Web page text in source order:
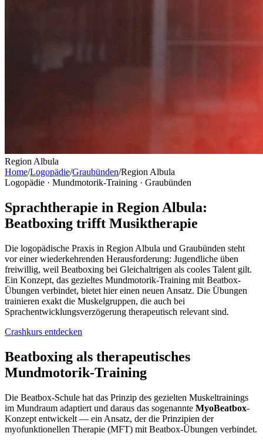
Region Albula
Home/Logopädie/Graubünden/Region Albula
Logopädie · Mundmotorik-Training · Graubünden
Sprachtherapie in Region Albula:
Beatboxing trifft Musiktherapie
Die logopädische Praxis in Region Albula und Graubünden steht
vor einer wiederkehrenden Herausforderung: Jugendliche üben
freiwillig, weil Beatboxing bei Gleichaltrigen als cooles Talent gilt.
Ein Konzept, das gezieltes Mundmotorik-Training mit Beatbox-
Übungen verbindet, bietet hier einen neuen Ansatz. Die Übungen
trainieren exakt die Muskelgruppen, die auch bei
Sprachentwicklungsverzögerung therapeutisch relevant sind.
Crashkurs entdecken
Beatboxing als therapeutisches
Mundmotorik-Training
Die Beatbox-Schule hat das Prinzip des gezielten Muskeltrainings
im Mundraum adaptiert und daraus das sogenannte MyoBeatbox-
Konzept entwickelt — ein Ansatz, der die Prinzipien der
myofunktionellen Therapie (MFT) mit Beatbox-Übungen verbindet.